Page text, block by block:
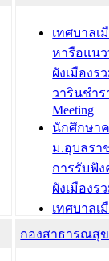
ประชุมที
ชีวา สร้า
ขับเคลื่อน
“เมืองแห่
บทความ อื่นๆ ...
เทศบาลเ
หารือแน
ผังเมืองร
วารินชำร
Meeting
นักศึกษา
ม.อุบลรา
การรับฟั
ผังเมืองร
เทศบาลเ
โครงการ
กองสาธารณสุ